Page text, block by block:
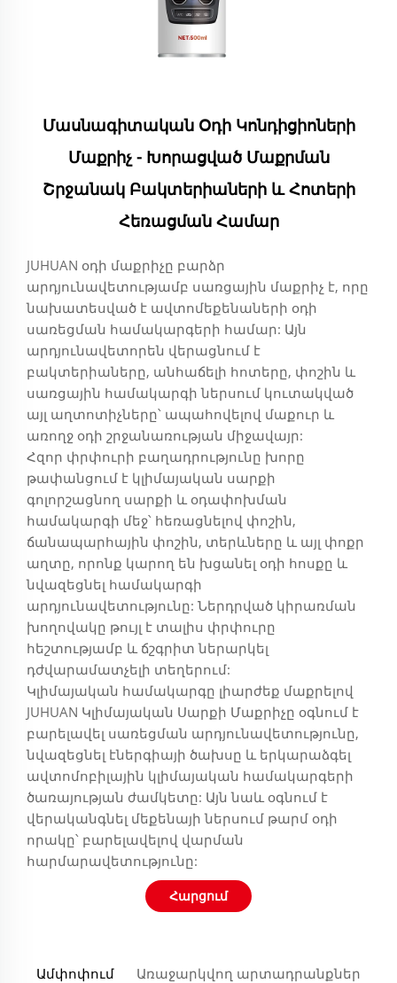
Մասնագիտական Օդի Կոնդիցիոների
Մաքրիչ - Խորացված Մաքրման
Շրջանակ Բակտերիաների ԵՒ Հոտերի
Հեռացման Համար
JUHUAN օդի մաքրիչը բարձր
արդյունավետությամբ սառցային մաքրիչ է, որը
նախատեսված է ավտոմեքենաների օդի
սառեցման համակարգերի համար: Այն
արդյունավետորեն վերացնում է
բակտերիաները, անհաճելի հոտերը, փոշին և
սառցային համակարգի ներսում կուտակված
այլ աղտոտիչները՝ ապահովելով մաքուր և
առողջ օդի շրջանառության միջավայր:
Հզոր փրփուրի բաղադրությունը խորը
թափանցում է կլիմայական սարքի
գոլորշացնող սարքի և օդափոխման
համակարգի մեջ՝ հեռացնելով փոշին,
ճանապարհային փոշին, տերևները և այլ փոքր
աղտը, որոնք կարող են խցանել օդի հոսքը և
նվազեցնել համակարգի
արդյունավետությունը: Ներդրված կիրառման
խողովակը թույլ է տալիս փրփուրը
հեշտությամբ և ճշգրիտ ներարկել
դժվարամատչելի տեղերում:
Կլիմայական համակարգը լիարժեք մաքրելով
JUHUAN Կլիմայական Սարքի Մաքրիչը օգնում է
բարելավել սառեցման արդյունավետությունը,
նվազեցնել էներգիայի ծախսը և երկարաձգել
ավտոմոբիլային կլիմայական համակարգերի
ծառայության ժամկետը: Այն նաև օգնում է
վերականգնել մեքենայի ներսում թարմ օդի
որակը՝ բարելավելով վարման
հարմարավետությունը:
Հարցում
Ամփոփում Առաջարկվող արտադրանքներ